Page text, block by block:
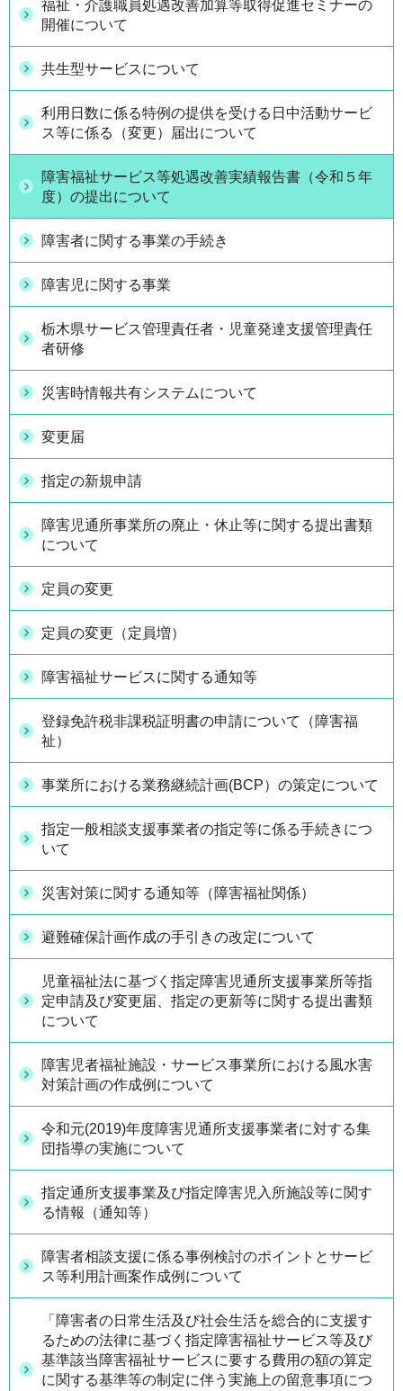
福祉・介護職員処遇改善加算等取得促進セミナーの
開催について
共生型サービスについて
利用日数に係る特例の提供を受ける日中活動サービ
ス等に係る（変更）届出について
障害福祉サービス等処遇改善実績報告書（令和５年
度）の提出について
障害者に関する事業の手続き
障害児に関する事業
栃木県サービス管理責任者・児童発達支援管理責任
者研修
災害時情報共有システムについて
変更届
指定の新規申請
障害児通所事業所の廃止・休止等に関する提出書類
について
定員の変更
定員の変更（定員増）
障害福祉サービスに関する通知等
登録免許税非課税証明書の申請について（障害福
祉）
事業所における業務継続計画(BCP）の策定について
指定一般相談支援事業者の指定等に係る手続きにつ
いて
災害対策に関する通知等（障害福祉関係）
避難確保計画作成の手引きの改定について
児童福祉法に基づく指定障害児通所支援事業所等指
定申請及び変更届、指定の更新等に関する提出書類
について
障害児者福祉施設・サービス事業所における風水害
対策計画の作成例について
令和元(2019)年度障害児通所支援事業者に対する集
団指導の実施について
指定通所支援事業及び指定障害児入所施設等に関す
る情報（通知等）
障害者相談支援に係る事例検討のポイントとサービ
ス等利用計画案作成例について
「障害者の日常生活及び社会生活を総合的に支援す
るための法律に基づく指定障害福祉サービス等及び
基準該当障害福祉サービスに要する費用の額の算定
に関する基準等の制定に伴う実施上の留意事項につ